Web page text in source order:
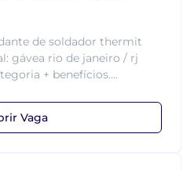
de soldador thermit
gávea rio de janeiro / rj
+ benefícios....
Vaga